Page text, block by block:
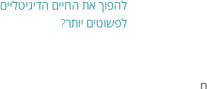
להפוך את החיים הדיגיטליים
לפשוטים יותר?